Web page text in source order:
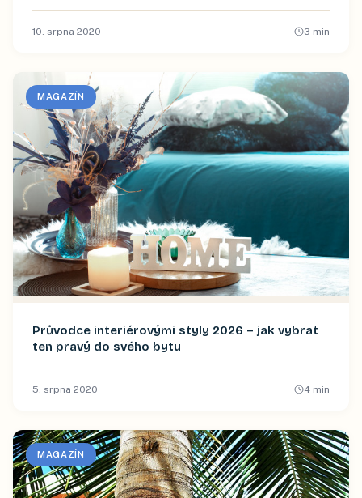
10. srpna 2020 3 min
MAGAZÍN
Průvodce interiérovými styly 2026 – jak vybrat
ten pravý do svého bytu
5. srpna 2020 4 min
MAGAZÍN